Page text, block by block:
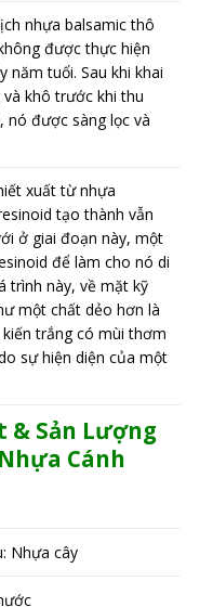
nhựa balsamic thô
được thực hiện
năm tuổi. Sau khi khai
khô trước khi thu
nó được sàng lọc và
xuất từ nhựa
tạo thành vẫn
ở giai đoạn này, một
để làm cho nó di
trình này, về mặt kỹ
một chất dẻo hơn là
trắng có mùi thơm
sự hiện diện của một
& Sản Lượng
Cánh
Nhựa cây